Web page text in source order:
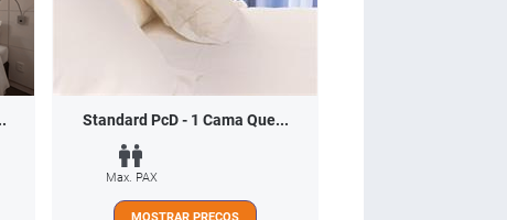
Standard PcD - 1 Cama Que...
Max. PAX
MOSTRAR PREÇOS